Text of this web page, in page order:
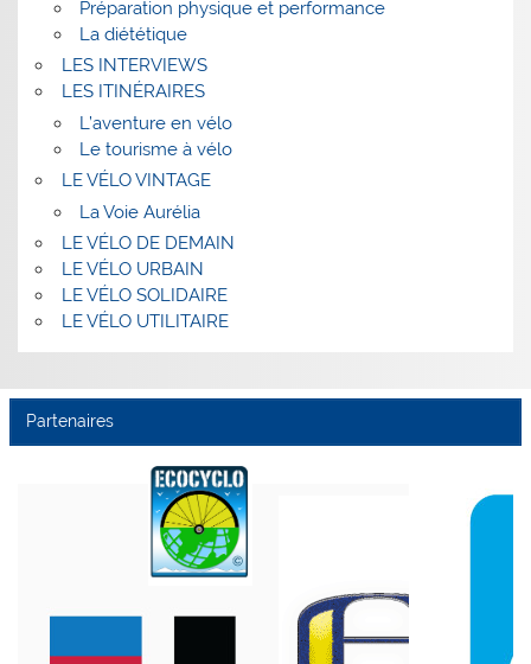
Préparation physique et performance
La diététique
LES INTERVIEWS
LES ITINÉRAIRES
L’aventure en vélo
Le tourisme à vélo
LE VÉLO VINTAGE
La Voie Aurélia
LE VÉLO DE DEMAIN
LE VÉLO URBAIN
LE VÉLO SOLIDAIRE
LE VÉLO UTILITAIRE
Partenaires